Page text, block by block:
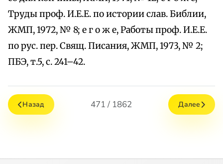
Труды проф. И.Е.Е. по истории слав. Библии,
ЖМП, 1972, № 8; е г о ж е, Работы проф. И.Е.Е.
по рус. пер. Свящ. Писания, ЖМП, 1973, № 2;
ПБЭ, т.5, с. 241–42.
Назад 471 / 1862 Далее